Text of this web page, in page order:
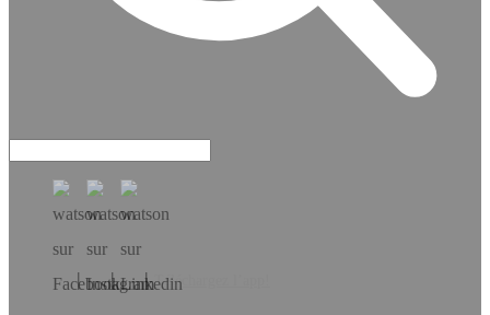
Téléchargez l’app!